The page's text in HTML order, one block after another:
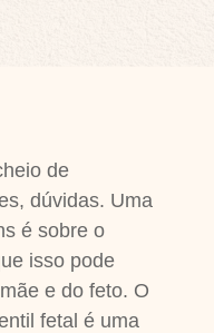
de
dúvidas. Uma
é sobre o
isso pode
e do feto. O
fetal é uma